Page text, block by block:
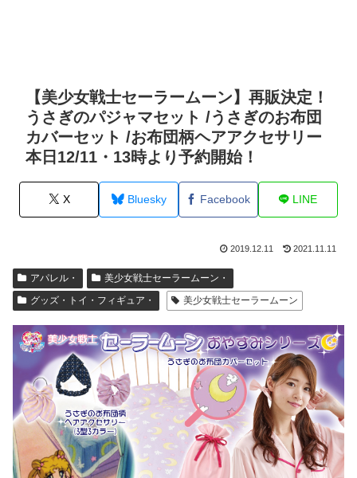
【美少女戦士セーラームーン】再販決定！
うさぎのパジャマセット /うさぎのお布団
カバーセット /お布団柄ヘアアクセサリー
本日12/11・13時より予約開始！
X Bluesky Facebook LINE
2019.12.11 2021.11.11
アパレル・
美少女戦士セーラームーン・
グッズ・トイ・フィギュア・
美少女戦士セーラームーン